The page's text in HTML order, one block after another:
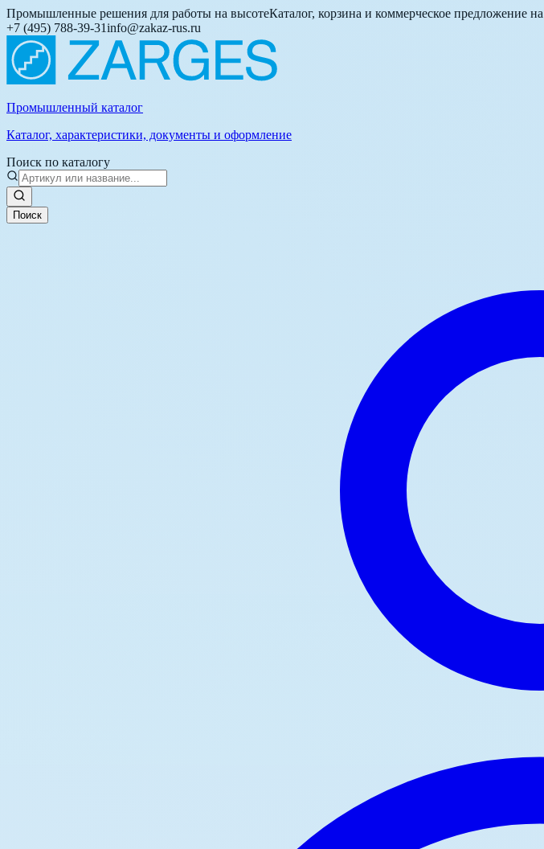
Промышленные решения для работы на высотеКаталог, корзина и коммерческое предложение
+7 (495) 788-39-31info@zakaz-rus.ru
Промышленный каталог
Каталог, характеристики, документы и оформление
Поиск по каталогу
Поиск